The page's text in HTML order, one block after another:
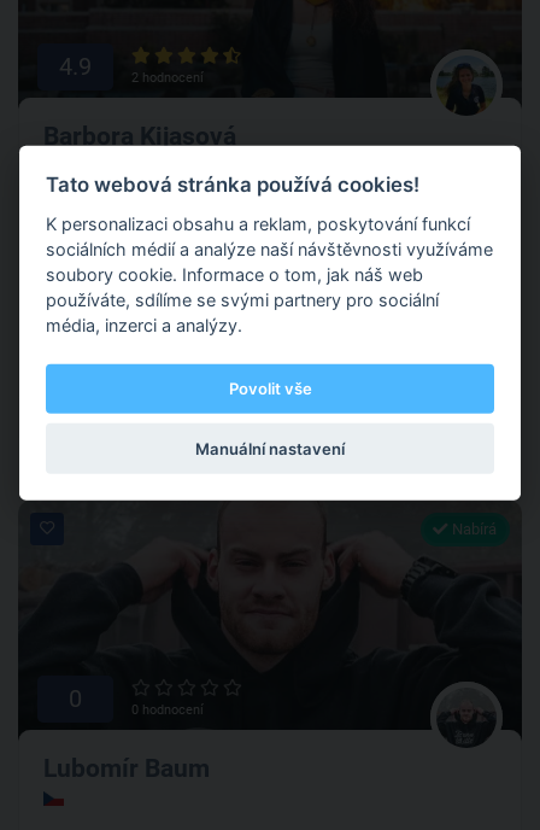
4.9 2 hodnocení
Barbora Kijasová
Ostrava
"Cesta k mistrovství řemesla vede skrze mistrovství mysli." To
bylo motto mých mentorů, sportovních psychologů
ale každý. Chceš i ty?
Nabírá
0 0 hodnocení
Lubomír Baum
Tato webová stránka používá cookies!
K personalizaci obsahu a reklam, poskytování funkcí
sociálních médií a analýze naší návštěvnosti využíváme
soubory cookie. Informace o tom, jak náš web
používáte, sdílíme se svými partnery pro sociální
média, inzerci a analýzy.
Povolit vše
Manuální nastavení